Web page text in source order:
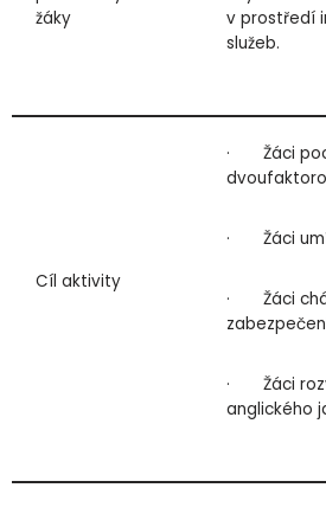
žáky
v prostředí
služeb.
Cíl aktivity
· Žáci
· Žáci umí
· Žáci
· Žáci
anglického